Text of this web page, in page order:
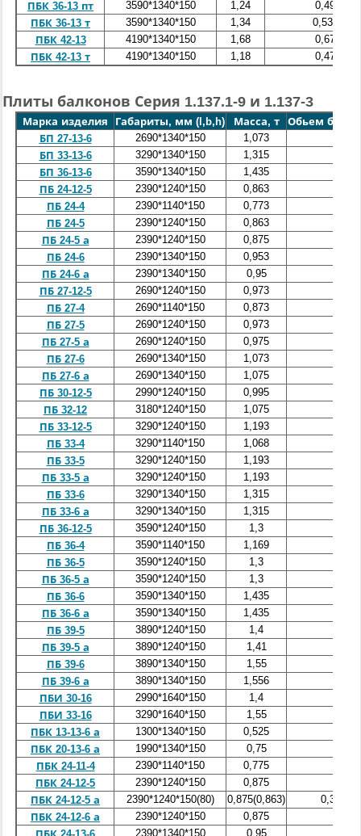
ПБК 36-13 пт 3590*1340*150 1,24
0,49
ПБК 36-13 т
3590*1340*150 1,34
0,535
ПБК 42-13
4190*1340*150 1,68
0,67
ПБК 42-13 т
4190*1340*150 1,18 0,47
Плиты балконов Серия 1.137.1-9 и 1.137-3
Марка изделия Габариты, мм (l,b,h) Масса, т
Обьем
БП 27-13-6
2690*1340*150 1,073
БП 33-13-6
3290*1340*150 1,315
БП 36-13-6
3590*1340*150 1,435
ПБ 24-12-5
2390*1240*150 0,863
ПБ 24-4
2390*1140*150 0,773
ПБ 24-5
2390*1240*150 0,863
ПБ 24-5 а
2390*1240*150 0,875
ПБ 24-6
2390*1340*150 0,953
ПБ 24-6 а
2390*1340*150 0,95
ПБ 27-12-5
2690*1240*150 0,973
ПБ 27-4
2690*1140*150 0,873
ПБ 27-5
2690*1240*150 0,973
ПБ 27-5 а
2690*1240*150 0,975
ПБ 27-6
2690*1340*150 1,073
ПБ 27-6 а
2690*1340*150 1,075
ПБ 30-12-5
2990*1240*150 0,995
ПБ 32-12
3180*1240*150 1,075
ПБ 33-12-5
3290*1240*150 1,193
ПБ 33-4
3290*1140*150 1,068
ПБ 33-5
3290*1240*150 1,193
ПБ 33-5 а
3290*1240*150 1,193
ПБ 33-6
3290*1340*150 1,315
ПБ 33-6 а
3290*1340*150 1,315
ПБ 36-12-5
3590*1240*150 1,3
ПБ 36-4
3590*1140*150 1,169
ПБ 36-5
3590*1240*150 1,3
ПБ 36-5 а
3590*1240*150 1,3
ПБ 36-6
3590*1340*150 1,435
ПБ 36-6 а
3590*1340*150 1,435
ПБ 39-5
3890*1240*150 1,4
ПБ 39-5 а
3890*1240*150 1,41
ПБ 39-6
3890*1340*150 1,55
ПБ 39-6 а
3890*1340*150 1,556
ПБИ 30-16
2990*1640*150 1,4
ПБИ 33-16
3290*1640*150 1,55
ПБК 13-13-6 а
1300*1340*150 0,525
ПБК 20-13-6 а
1990*1340*150 0,75
ПБК 24-11-4
2390*1140*150 0,775
ПБК 24-12-5
2390*1240*150 0,875
ПБК 24-12-5 а
2390*1240*150(80) 0,875(0,863)
ПБК 24-12-6 а
2390*1240*150 0,875
2390*1340*150 0,95